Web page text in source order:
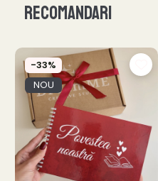
Recomandari
-33%
NOU